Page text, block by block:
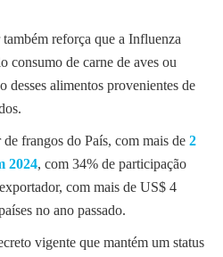
reforça que a Influenza
consumo de carne de aves ou
desses alimentos provenientes de
frangos do País, com mais de 2
2024, com 34% de participação
com mais de US$ 4
no ano passado.
vigente que mantém um status